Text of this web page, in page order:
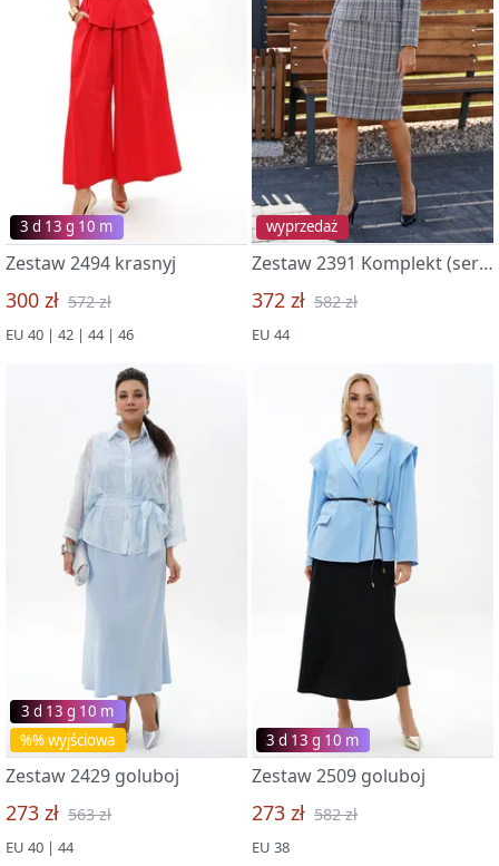
3 d 13 g 09 m
Zestaw 2494 krasnyj
300 zł 572 zł
EU 40 | 42 | 44 | 46
wyprzedaż
Zestaw 2391 Komplekt (seryj)
372 zł 582 zł
EU 44
%% wyjściowa
3 d 13 g 09 m
Zestaw 2429 goluboj
273 zł 563 zł
EU 40 | 44
3 d 13 g 09 m
Zestaw 2509 goluboj
273 zł 582 zł
EU 38